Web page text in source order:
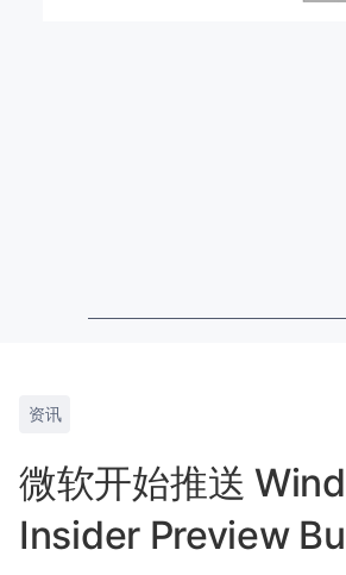
资讯
微软开始推送
Insider Preview